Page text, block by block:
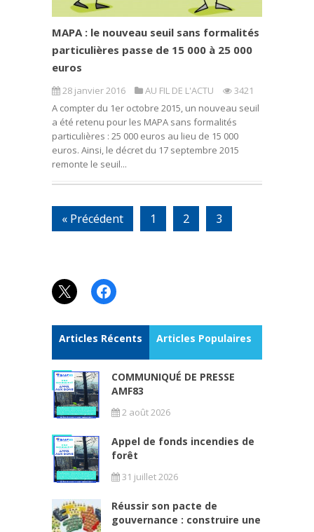
MAPA : le nouveau seuil sans formalités
particulières passe de 15 000 à 25 000
euros
28 janvier 2016 AU FIL DE L'ACTU
3421
A compter du 1er octobre 2015, un nouveau seuil
a été retenu pour les MAPA sans formalités
particulières : 25 000 euros au lieu de 15 000
euros. Ainsi, le décret du 17 septembre 2015
remonte le seuil...
« Précédent 1 2 3
X Facebook
Articles Récents Articles Populaires
COMMUNIQUÉ DE PRESSE
AMF83
2 août 2026
Appel de fonds incendies de
forêt
31 juillet 2026
Réussir son pacte de
gouvernance : construire une